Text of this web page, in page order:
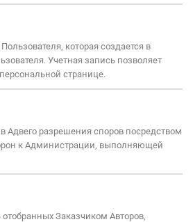
которая создается в
Учетная запись позволяет
странице.
Адвего разрешения споров посредством
к Администрации, выполняющей
Заказчиком Авторов,